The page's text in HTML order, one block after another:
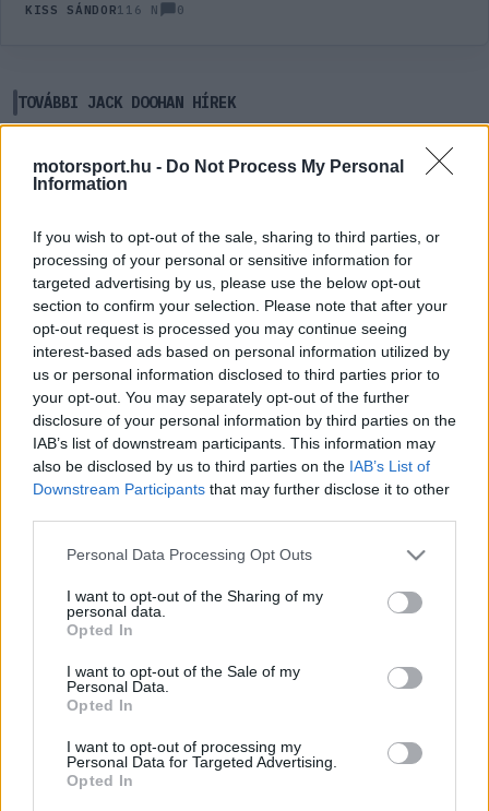
motorsport.hu - Do Not Process My Personal
Information
If you wish to opt-out of the sale, sharing to third parties, or
processing of your personal or sensitive information for
targeted advertising by us, please use the below opt-out
section to confirm your selection. Please note that after your
opt-out request is processed you may continue seeing
interest-based ads based on personal information utilized by
us or personal information disclosed to third parties prior to
your opt-out. You may separately opt-out of the further
disclosure of your personal information by third parties on the
IAB’s list of downstream participants. This information may
also be disclosed by us to third parties on the IAB’s List of
Downstream Participants that may further disclose it to other
Please note that this website/app uses one or more Google
not limited to your visit or usage behaviour. You may click to
grant or deny consent to Google and its third-party tags to
use your data for below specified purposes in below Google
consent section.
Personal Data Processing Opt Outs
I want to opt-out of the Sharing of my
personal data.
Opted In
I want to opt-out of the Sale of my
Personal Data.
Opted In
I want to opt-out of processing my
Personal Data for Targeted Advertising.
Opted In
KISS SÁNDOR116 N 0
TOVÁBBI JACK DOOHAN HÍREK
MOTORSPORTOK
FORMA-1
Engedett az FIA, vadonatúj
aerodinamikai zónát kap a legendás
japán pálya
ÖSSZES CIKK
FORMA-1 ALPINE 156 N
Doohan kitálalt: „Előre meg volt
írva a sorsom az Alpine-nál”
FORMA-1 ALPINE 164 N